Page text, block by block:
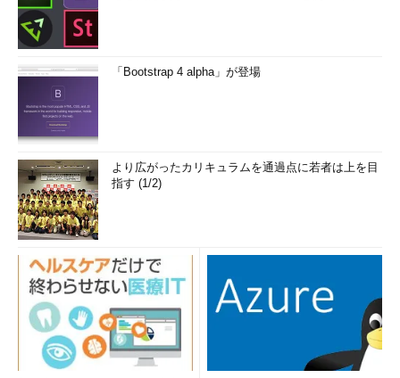
「Bootstrap 4 alpha」が登場
より広がったカリキュラムを通過点に若者は上を目
指す (1/2)